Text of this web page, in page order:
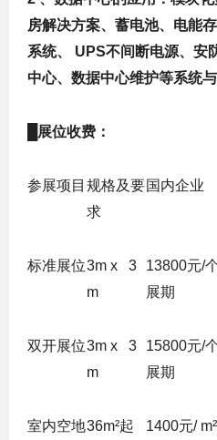
房解决方案、蓄电池、电能
系统、 UPS不间断电源、安
中心、数据中心维护等系统
展位收费：
参展项目 规格及要
求
国内企业
标准展位3m x 3
m
13800元/
展期
双开展位3m x 3
m
15800元/
展期
室内空地36m²起
1400元/